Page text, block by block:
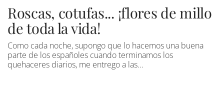
Roscas, cotufas... ¡flores de millo
de toda la vida!
Como cada noche, supongo que lo hacemos una buena
parte de los españoles cuando terminamos los
quehaceres diarios, me entrego a las...